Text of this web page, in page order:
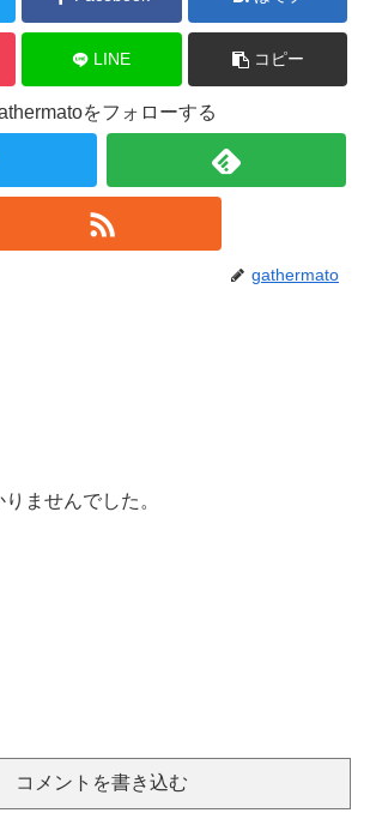
LINE コピー
をフォローする
gathermato
ませんでした。
コメントを書き込む